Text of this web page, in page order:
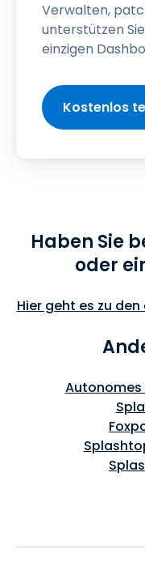
Verwalten,
unterstützen
einzigen
Kostenlos
Haben Sie
oder
Hier geht es zu